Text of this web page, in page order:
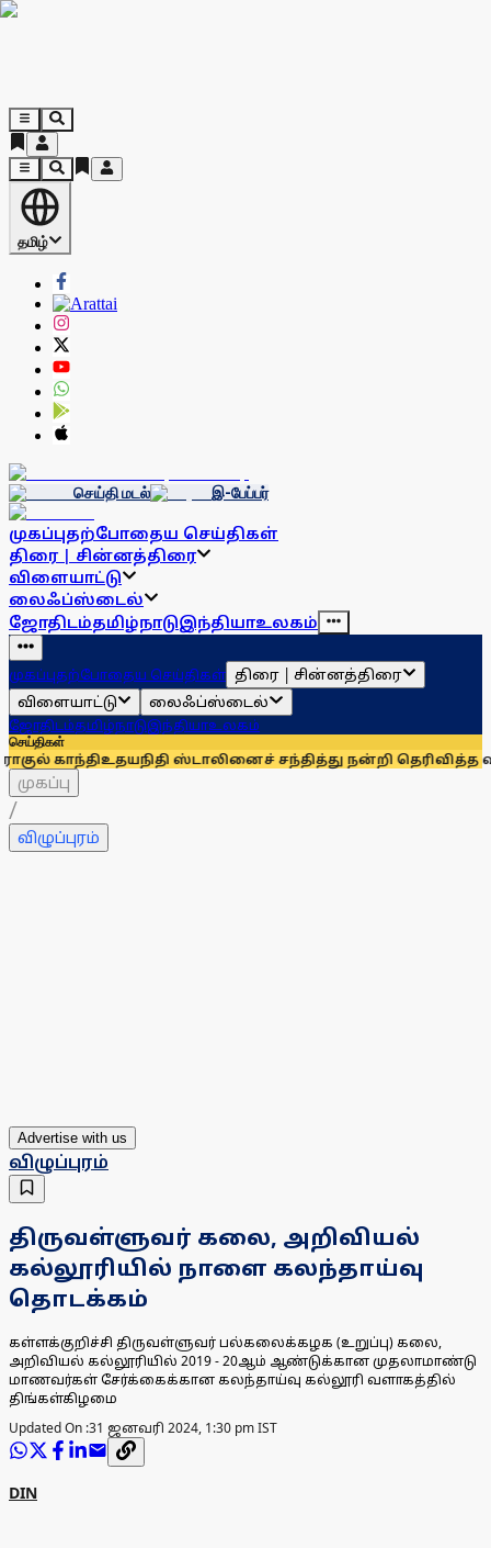
தமிழ்
செய்தி மடல் இ-பேப்பர்
முகப்புதற்போதைய செய்திகள்
திரை | சின்னத்திரை
விளையாட்டு
லைஃப்ஸ்டைல்
ஜோதிடம்தமிழ்நாடுஇந்தியாஉலகம்
முகப்புதற்போதைய செய்திகள் திரை | சின்னத்திரை
விளையாட்டு
லைஃப்ஸ்டைல்
ஜோதிடம்தமிழ்நாடுஇந்தியாஉலகம்
செய்திகள்
உதயநிதி ஸ்டாலினைச் சந்தித்து நன்றி தெரிவித்த
முகப்பு
/
விழுப்புரம்
Advertise with us
விழுப்புரம்
திருவள்ளுவர் கலை, அறிவியல்
கல்லூரியில் நாளை கலந்தாய்வு
தொடக்கம்
கள்ளக்குறிச்சி திருவள்ளுவர் பல்கலைக்கழக (உறுப்பு) கலை,
அறிவியல் கல்லூரியில் 2019 - 20ஆம் ஆண்டுக்கான முதலாமாண்டு
மாணவர்கள் சேர்க்கைக்கான கலந்தாய்வு கல்லூரி வளாகத்தில்
திங்கள்கிழமை
Updated On :31 ஜனவரி 2024, 1:30 pm IST
DIN